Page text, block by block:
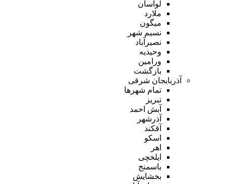
لواسان
ملارد
میگون
نسیم شهر
نصیرآباد
وحیدیه
ورامین
بازگشت
آذربایجان شرقی
تمام شهر‌ها
تبریز
آبش احمد
آذرشهر
آقکند
اسکو
اهر
ایلخچی
باسمنج
بخشایش